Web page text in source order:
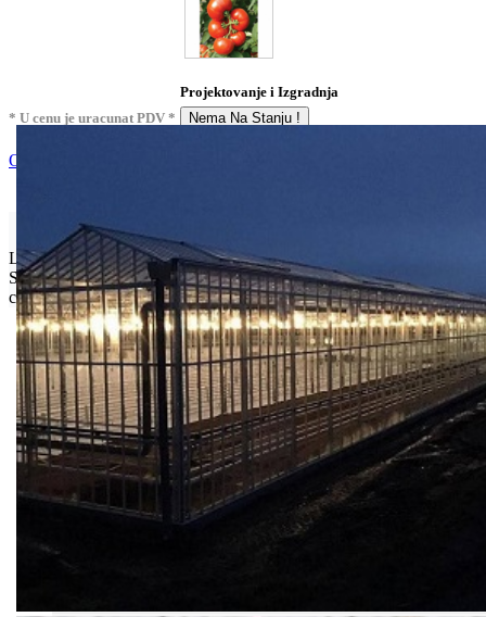
Projektovanje i Izgradnja
* U cenu je uracunat PDV * Nema Na Stanju !
Ocenite i napišite preporuku
Isporuka Info
Limit za porudžbinu je500.00 dinaraza isporuku na teritoriji
Srbije. Za inostranstvo, molimo da nas kontaktirate za informacije o
ceni i mogućnostima isporuke.
Bio priča
Biostimulacija
Dezinfekcija
Feromoni i klopke
Folije i agrotekstili
Oprema i instrumenti